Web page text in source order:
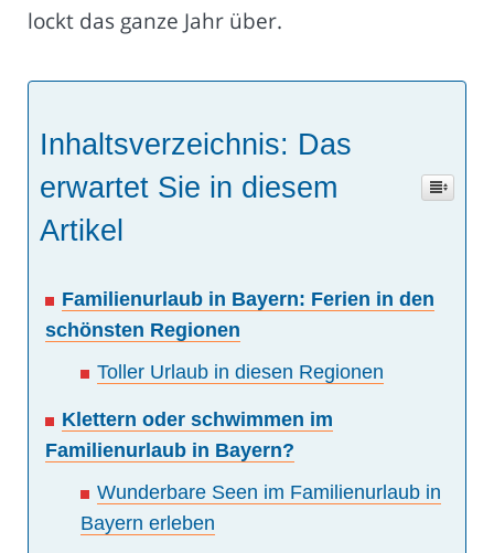
lockt das ganze Jahr über.
Inhaltsverzeichnis: Das
erwartet Sie in diesem
Artikel
Familienurlaub in Bayern: Ferien in den
schönsten Regionen
Toller Urlaub in diesen Regionen
Klettern oder schwimmen im
Familienurlaub in Bayern?
Wunderbare Seen im Familienurlaub in
Bayern erleben